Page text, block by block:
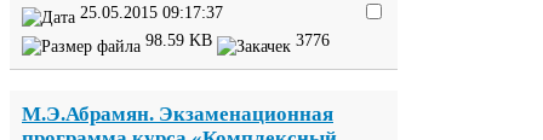
25 05 2015 09:17:37
98.59 KB 3776
М.Э.Абрамян. Экзаменационная